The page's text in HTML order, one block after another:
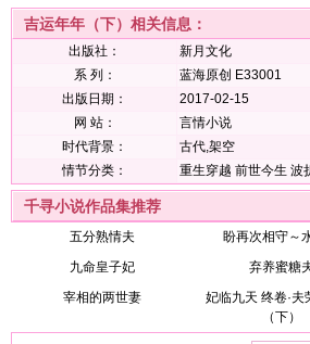
吉运年年（下）相关信息：
出版社：
新月文化
系 列：
蓝海原创 E33001
出版日期：
2017-02-15
网 站：
言情小说
时代背景：
古代,架空
情节分类：
重生穿越 前世今生 波
千寻小说作品集推荐
五分熟情夫 盼再次相守～
九命皇子妃
弃养蜜糖
宰相的两世妻
妃临九天 终卷·夫
（下）